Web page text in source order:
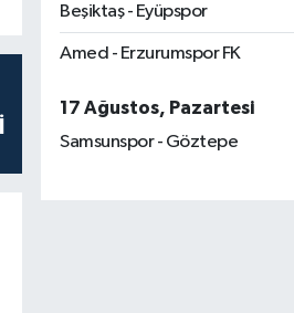
Beşiktaş - Eyüpspor
Amed - Erzurumspor FK
17 Ağustos, Pazartesi
Samsunspor - Göztepe